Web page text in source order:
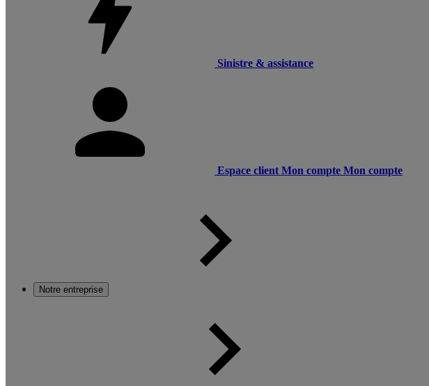
Sinistre & assistance
Espace client Mon compte Mon compte
Notre entreprise